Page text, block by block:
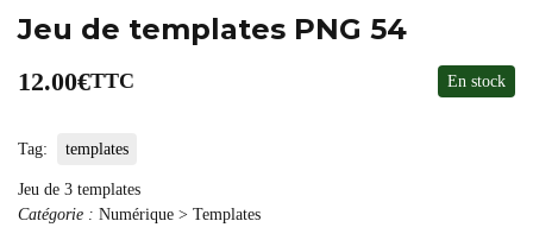
Jeu de templates PNG 54
12.00€TTC En stock
Tag: templates
Jeu de 3 templates
Catégorie : Numérique > Templates